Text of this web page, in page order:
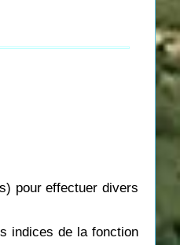
pour effectuer divers
indices de la fonction